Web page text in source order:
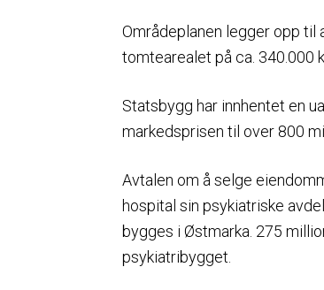
Områdeplanen legger opp til
tomtearealet på ca. 340.000
Statsbygg har innhentet en
markedsprisen til over 800
Avtalen om å selge
hospital sin psykiatriske
bygges i Østmarka. 275
psykiatribygget.